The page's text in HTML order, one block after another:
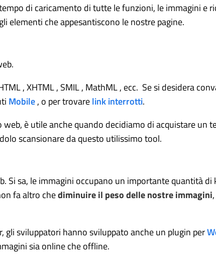
di caricamento di tutte le funzioni, le immagini e
elementi che appesantiscono le nostre pagine.
, XHTML , SMIL , MathML , ecc. Se si desidera
Mobile, o per trovarelink interrotti.
è utile anche quando decidiamo di acquistare un
scansionare da questo utilissimo tool.
Si sa, le immagini occupano un importante quantità di
fa altro chediminuire il peso delle nostre immagini
sviluppatori hanno sviluppato anche un plugin per
sia online che offline.